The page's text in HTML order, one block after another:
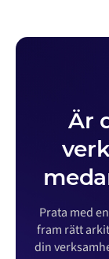
Är
Prata med
fram rätt
din